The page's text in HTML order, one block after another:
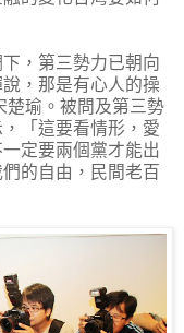
，第三勢力已朝向
，那是有心人的操
楚瑜。被問及第三勢
「這要看情形，愛
定要兩個黨才能出
的自由，民間老百